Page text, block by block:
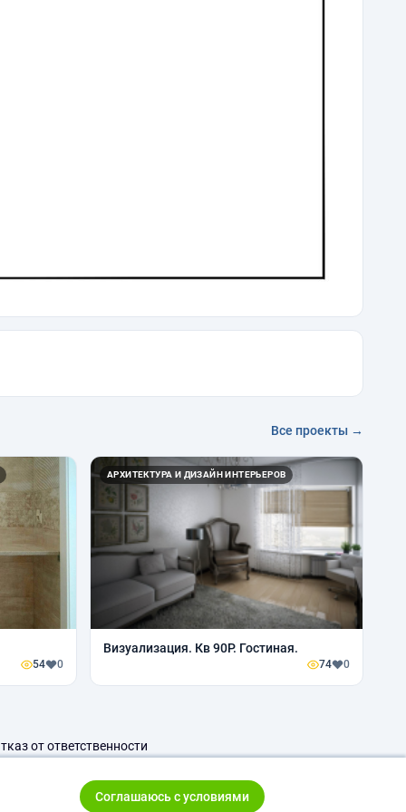
Все проекты →
54 0
АРХИТЕКТУРА И ДИЗАЙН ИНТЕРЬЕРОВ
Визуализация. Кв 90Р. Гостиная.
74 0
от ответственности
Соглашаюсь с условиями